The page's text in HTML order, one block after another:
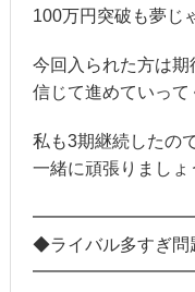
100万円突破も夢じ
今回入られた方は期
信じて進めていって
私も3期継続したの
一緒に頑張りましょ
◆ライバル多すぎ問